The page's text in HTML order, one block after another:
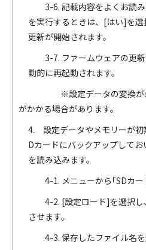
3-6. 記載内容をよくお読み
を実行するときは、[はい]を
更新が開始されます。
3-7. ファームウェアの更新
動的に再起動されます。
※設定データの変換が必
がかかる場合があります。
4. 設定データやメモリーが
Dカードにバックアップして
を読み込みます。
4-1. メニューから｢SDカー
4-2. [設定ロード]を選択し
させます。
4-3. 保存したファイル名を